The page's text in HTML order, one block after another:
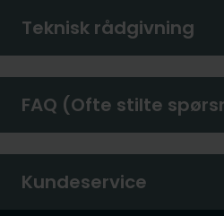
Teknisk rådgivning
FAQ (Ofte stilte
Kundeservice